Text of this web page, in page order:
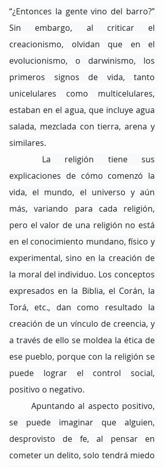
“¿Entonces la gente vino del barro?”
Sin embargo, al criticar el
creacionismo, olvidan que en el
evolucionismo, o darwinismo, los
primeros signos de vida, tanto
unicelulares como multicelulares,
estaban en el agua, que incluye agua
salada, mezclada con tierra, arena y
similares.
La religión tiene sus
explicaciones de cómo comenzó la
vida, el mundo, el universo y aún
más, variando para cada religión,
pero el valor de una religión no está
en el conocimiento mundano, físico y
experimental, sino en la creación de
la moral del individuo. Los conceptos
expresados ​​en la Biblia, el Corán, la
Torá, etc., dan como resultado la
creación de un vínculo de creencia, y
a través de ello se moldea la ética de
ese pueblo, porque con la religión se
puede lograr el control social,
positivo o negativo.
Apuntando al aspecto positivo,
se puede imaginar que alguien,
desprovisto de fe, al pensar en
cometer un delito, solo tendrá miedo